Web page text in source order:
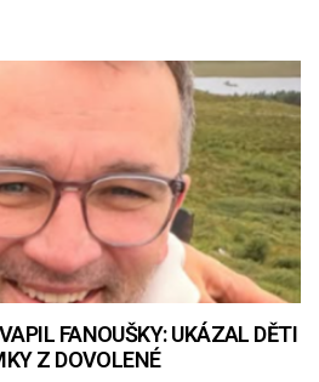
FANOUŠKY: UKÁZAL DĚTI
Z DOVOLENÉ